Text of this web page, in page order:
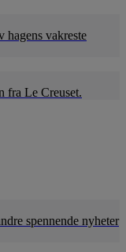
hagens vakreste
fra Le Creuset.
spennende nyheter